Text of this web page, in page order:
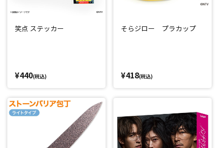
笑点 ステッカー
¥440(税込)
そらジロー プラカップ
¥418(税込)